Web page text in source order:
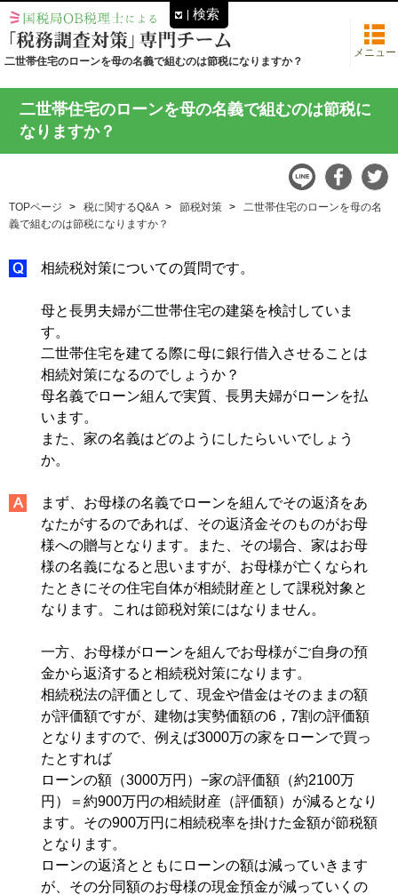
二世帯住宅のローンを母の名義で組むのは節税になりますか？
メニュー
二世帯住宅のローンを母の名義で組むのは節税に
なりますか？
TOPページ 税に関するQ&A 節税対策
二世帯住宅のローンを母の名
義で組むのは節税になりますか？
相続税対策についての質問です。
母と長男夫婦が二世帯住宅の建築を検討していま
す。
二世帯住宅を建てる際に母に銀行借入させることは
相続対策になるのでしょうか？
母名義でローン組んで実質、長男夫婦がローンを払
います。
また、家の名義はどのようにしたらいいでしょう
か。
まず、お母様の名義でローンを組んでその返済をあ
なたがするのであれば、その返済金そのものがお母
様への贈与となります。また、その場合、家はお母
様の名義になると思いますが、お母様が亡くなられ
たときにその住宅自体が相続財産として課税対象と
なります。これは節税対策にはなりません。
一方、お母様がローンを組んでお母様がご自身の預
金から返済すると相続税対策になります。
相続税法の評価として、現金や借金はそのままの額
が評価額ですが、建物は実勢価額の6，7割の評価額
となりますので、例えば3000万の家をローンで買っ
たとすれば
ローンの額（3000万円）−家の評価額（約2100万
円）＝約900万円の相続財産（評価額）が減るとなり
ます。その900万円に相続税率を掛けた金額が節税額
となります。
ローンの返済とともにローンの額は減っていきます
が、その分同額のお母様の現金預金が減っていくの
検索